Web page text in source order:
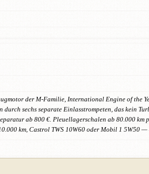
der M-Familie, International Engine of the
sechs separate Einlasstrompeten, das kein
ab 800 €. Pleuellagerschalen ab 80.000
km, Castrol TWS 10W60 oder Mobil 1 5W50